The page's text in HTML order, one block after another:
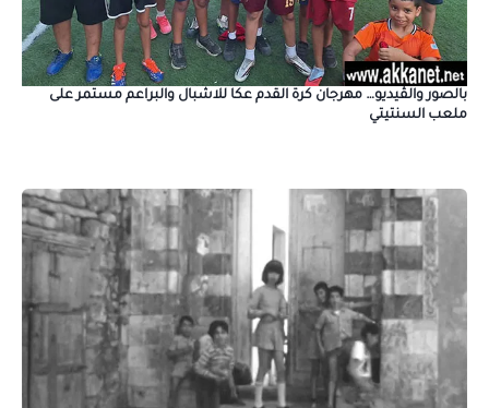
بالصور والڤيديو… مهرجان كرة القدم عكا للاشبال والبراعم مستمر على
ملعب السنتيتي